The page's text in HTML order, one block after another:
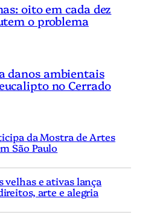
oito em cada dez
o problema
danos ambientais
no Cerrado
da Mostra de Artes
São Paulo
velhas e ativas lança
arte e alegria